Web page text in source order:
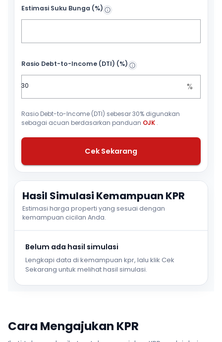
Estimasi Suku Bunga (%)
Rasio Debt-to-Income (DTI) (%)
%
Rasio Debt-to-Income (DTI) sebesar 30% digunakan
sebagai acuan berdasarkan panduan OJK .
Cek Sekarang
Hasil Simulasi Kemampuan KPR
Estimasi harga properti yang sesuai dengan
kemampuan cicilan Anda.
Belum ada hasil simulasi
Lengkapi data di kemampuan kpr, lalu klik Cek
Sekarang untuk melihat hasil simulasi.
Cara Mengajukan KPR